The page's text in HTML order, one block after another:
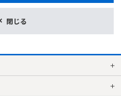
閉じる